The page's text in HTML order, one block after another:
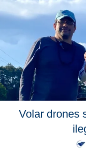
Volar drones